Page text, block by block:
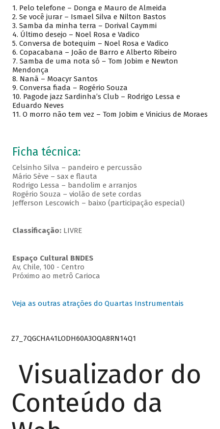
1. Pelo telefone – Donga e Mauro de Almeida
2. Se você jurar – Ismael Silva e Nilton Bastos
3. Samba da minha terra – Dorival Caymmi
4. Último desejo – Noel Rosa e Vadico
5. Conversa de botequim – Noel Rosa e Vadico
6. Copacabana – João de Barro e Alberto Ribeiro
7. Samba de uma nota só – Tom Jobim e Newton
Mendonça
8. Nanã – Moacyr Santos
9. Conversa fiada – Rogério Souza
10. Pagode jazz Sardinha’s Club – Rodrigo Lessa e
Eduardo Neves
11. O morro não tem vez – Tom Jobim e Vinicius de Moraes
Ficha técnica:
Celsinho Silva – pandeiro e percussão
Mário Sève – sax e flauta
Rodrigo Lessa – bandolim e arranjos
Rogério Souza – violão de sete cordas
Jefferson Lescowich – baixo (participação especial)
Classificação:LIVRE
Espaço Cultural BNDES
Av, Chile, 100 - Centro
Próximo ao metrô Carioca
Veja as outras atrações do Quartas Instrumentais
Z7_7QGCHA41LODH60A3OQA8RN14Q1
Visualizador do
Conteúdo da